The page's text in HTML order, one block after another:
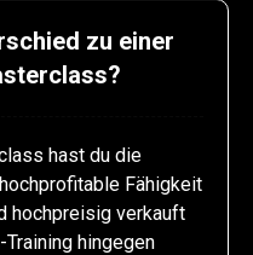
zu einer
hast du die
Fähigkeit
hochpreisig verkauft
hingegen